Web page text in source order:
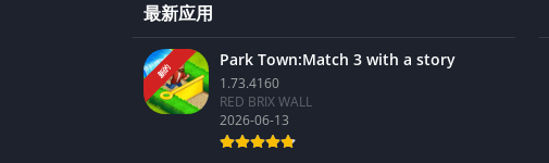
最新应用
新的
Park Town:Match 3 with a story
1.73.4160
RED BRIX WALL
2026-06-13